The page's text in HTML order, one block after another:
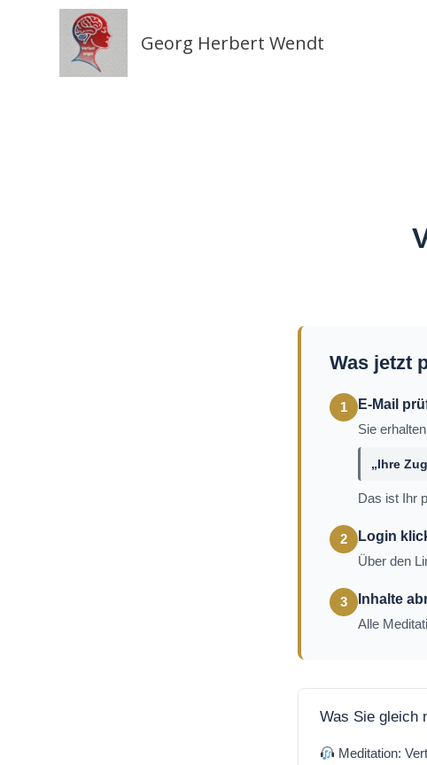
Georg Herbert Wendt
Was jetzt
1
E-Mail
Sie
„Ihre
Das ist Ihr
2
Login
Über den
3
Inhalte
Alle
Was Sie gleich
Meditation: